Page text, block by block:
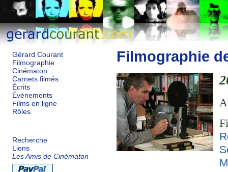
Gérard Courant
Filmographie
Cinématon
Carnets filmés
Écrits
Événements
Films en ligne
Rôles
Recherche
Liens
Les Amis de Cinématon
Filmographie